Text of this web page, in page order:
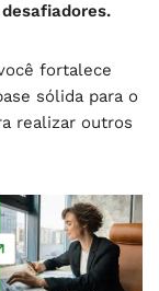
fortalece
sólida para o
realizar outros